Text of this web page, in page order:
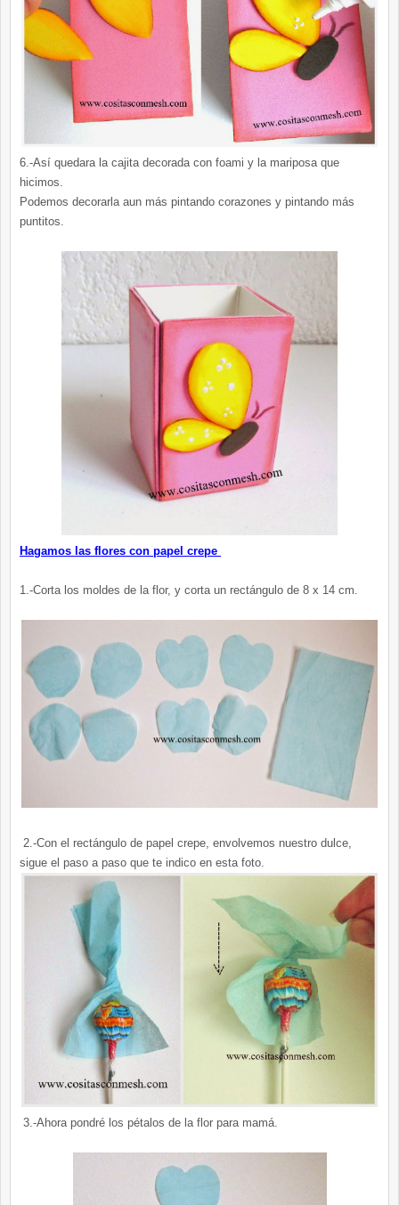
6.-Así quedara la cajita decorada con foami y la mariposa que
hicimos.
Podemos decorarla aun más pintando corazones y pintando más
puntitos.
Hagamos las flores con papel crepe
1.-Corta los moldes de la flor, y corta un rectángulo de 8 x 14 cm.
2.-Con el rectángulo de papel crepe, envolvemos nuestro dulce,
sigue el paso a paso que te indico en esta foto.
3.-Ahora pondré los pétalos de la flor para mamá.